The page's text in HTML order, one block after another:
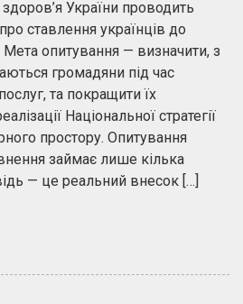
України проводить
ставлення українців до
опитування — визначити, з
громадяни під час
та покращити їх
Національної стратегії
простору. Опитування
займає лише кілька
— це реальний внесок […]